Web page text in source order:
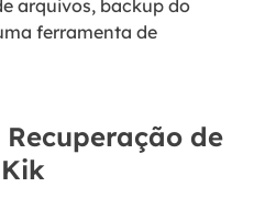
arquivos, backup do
ferramenta de
de